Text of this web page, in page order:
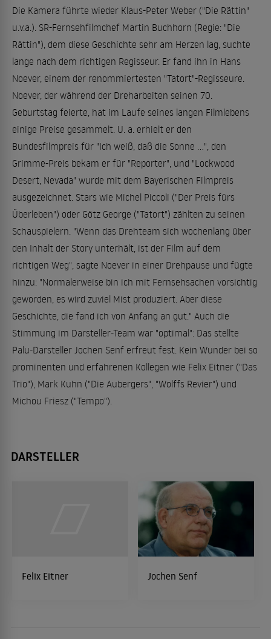
Die Kamera führte wieder Klaus-Peter Weber ("Die Rättin"
u.v.a.). SR-Fernsehfilmchef Martin Buchhorn (Regie: "Die
Rättin"), dem diese Geschichte sehr am Herzen lag, suchte
lange nach dem richtigen Regisseur. Er fand ihn in Hans
Noever, einem der renommiertesten "Tatort"-Regisseure.
Noever, der während der Dreharbeiten seinen 70.
Geburtstag feierte, hat im Laufe seines langen Filmlebens
einige Preise gesammelt. U. a. erhielt er den
Bundesfilmpreis für "Ich weiß, daß die Sonne ...", den
Grimme-Preis bekam er für "Reporter", und "Lockwood
Desert, Nevada" wurde mit dem Bayerischen Filmpreis
ausgezeichnet. Stars wie Michel Piccoli ("Der Preis fürs
Überleben") oder Götz George ("Tatort") zählten zu seinen
Schauspielern. "Wenn das Drehteam sich wochenlang über
den Inhalt der Story unterhält, ist der Film auf dem
richtigen Weg", sagte Noever in einer Drehpause und fügte
hinzu: "Normalerweise bin ich mit Fernsehsachen vorsichtig
geworden, es wird zuviel Mist produziert. Aber diese
Geschichte, die fand ich von Anfang an gut." Auch die
Stimmung im Darsteller-Team war "optimal": Das stellte
Palu-Darsteller Jochen Senf erfreut fest. Kein Wunder bei so
prominenten und erfahrenen Kollegen wie Felix Eitner ("Das
Trio"), Mark Kuhn ("Die Aubergers", "Wolffs Revier") und
Michou Friesz ("Tempo").
DARSTELLER
Felix Eitner Jochen Senf